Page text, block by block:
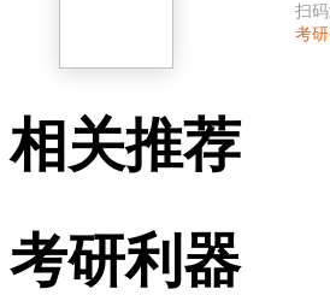
扫
考
相关推荐
考研利器